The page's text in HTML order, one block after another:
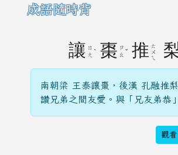
成語隨時背
讓 ㄖ
ㄤ ˋ 棗 ㄗ
ㄠ ˇ 推 ㄊ
ㄨ
ㄟ
南朝梁 王泰讓棗，後漢 孔融推
讚兄弟之間友愛。與「兄友弟恭
觀